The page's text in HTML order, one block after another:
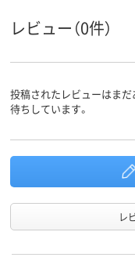
レビュー（0件）
投稿されたレビューはま
待ちしています。
レ